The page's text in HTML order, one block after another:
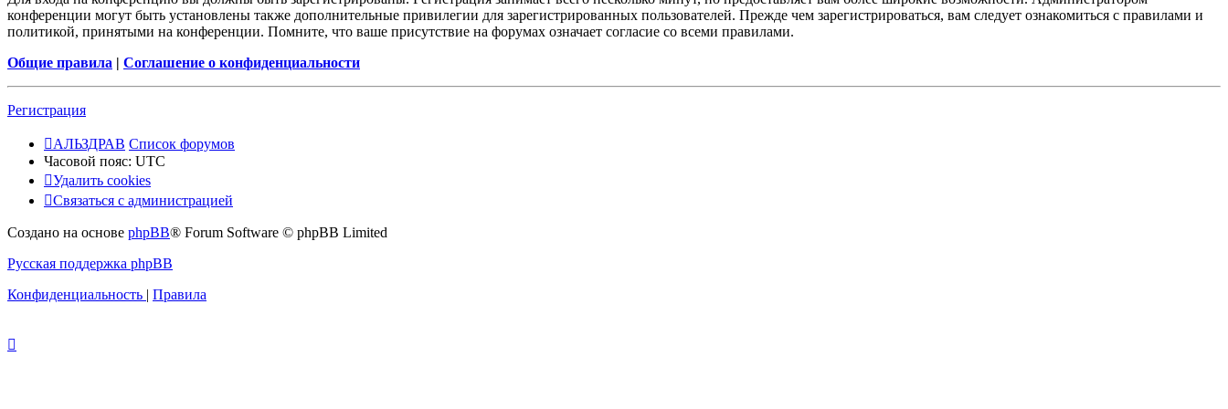
конференции могут быть установлены также дополнительные привилегии для зарегистрированных пользователей. Прежде чем зарегистрироваться, вам следует ознакомиться с правилами и
политикой, принятыми на конференции. Помните, что ваше присутствие на форумах означает согласие со всеми правилами.
Общие правила | Соглашение о конфиденциальности
Регистрация
АЛЬЗДРАВ Список форумов
Часовой пояс: UTC
Удалить cookies
Связаться с администрацией
Создано на основе phpBB® Forum Software © phpBB Limited
Русская поддержка phpBB
Конфиденциальность | Правила